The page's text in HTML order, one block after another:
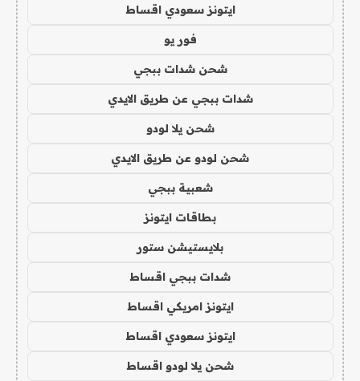
ايتونز سعودي اقساط
فور يو
شحن شدات ببجي
شدات ببجي عن طريق الايدي
شحن يلا لودو
شحن لودو عن طريق الايدي
شعبية ببجي
بطاقات ايتونز
بلايستيشن ستور
شدات ببجي اقساط
ايتونز امريكي اقساط
ايتونز سعودي اقساط
شحن يلا لودو اقساط